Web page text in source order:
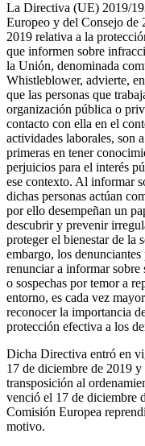
La Directiva (UE) 2019/
Europeo y del Consejo de
2019 relativa a la
que informen sobre
la Unión, denominada
Whistleblower, advierte,
que las personas que
organización pública o
contacto con ella en el
actividades laborales, son
primeras en tener
perjuicios para el interés
ese contexto. Al informar
dichas personas actúan
por ello desempeñan un
descubrir y prevenir
proteger el bienestar de la
embargo, los denunciantes
renunciar a informar sobre
o sospechas por temor a
entorno, es cada vez
reconocer la importancia
protección efectiva a los
Dicha Directiva entró en
17 de diciembre de 2019 y
transposición al
venció el 17 de diciembre
Comisión Europea
motivo.